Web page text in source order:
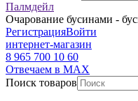
Палмдейл
Очарование бусинами -
РегистрацияВойти
интернет-магазин
8 965 700 10 60
Отвечаем в MAX
Поиск товаров